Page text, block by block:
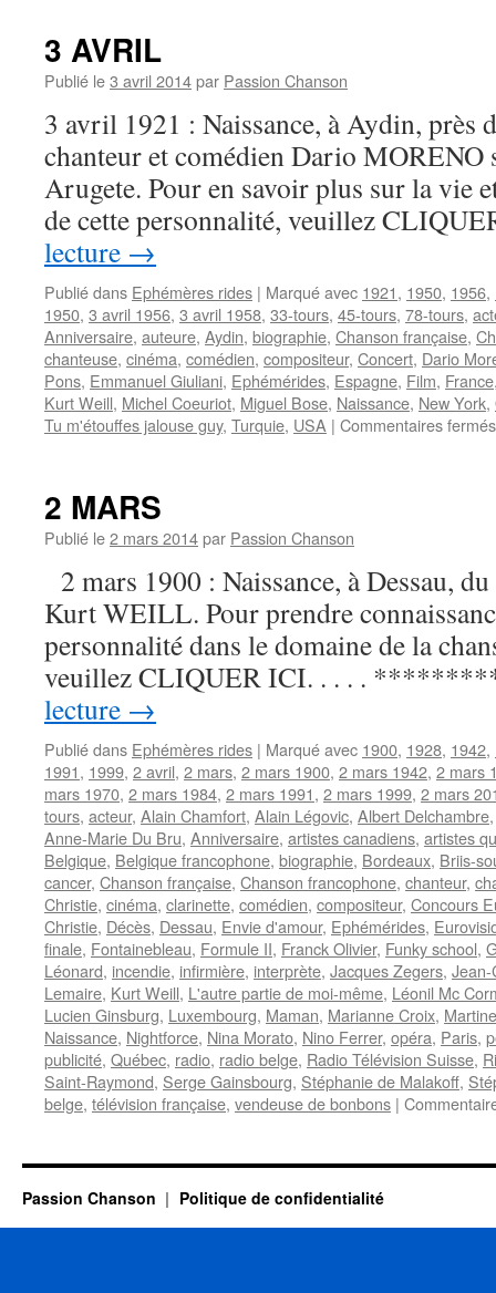
3 AVRIL
Publié le3 avril 2014par Passion Chanson
3 avril 1921 : Naissance, à Aydin, près
chanteur et comédien Dario MORENO
Arugete. Pour en savoir plus sur la vie
de cette personnalité, veuillez
lecture →
Publié dans Ephémères rides | Marqué avec 1921, 1950, 1956,
1950, 3 avril 1956, 3 avril 1958, 33-tours, 45-tours, 78-tours,
Anniversaire, auteure, Aydin, biographie, Chanson française,
chanteuse, cinéma, comédien, compositeur, Concert, Dario
Pons, Emmanuel Giuliani, Ephémérides, Espagne, Film, France
Kurt Weill, Michel Coeuriot, Miguel Bose, Naissance, New York,
Tu m'étouffes jalouse guy, Turquie, USA | Commentaires fermés
2 MARS
Publié le2 mars 2014par Passion Chanson
2 mars 1900 : Naissance, à Dessau,
Kurt WEILL. Pour prendre
personnalité dans le domaine de la
veuillez CLIQUER ICI. . . . .
lecture →
Publié dans Ephémères rides | Marqué avec 1900, 1928, 1942,
1991, 1999, 2 avril, 2 mars, 2 mars 1900, 2 mars 1942, 2 mars
mars 1970, 2 mars 1984, 2 mars 1991, 2 mars 1999, 2 mars
tours, acteur, Alain Chamfort, Alain Légovic, Albert Delchambre
Anne-Marie Du Bru, Anniversaire, artistes canadiens, artistes
Belgique, Belgique francophone, biographie, Bordeaux, Briis-
cancer, Chanson française, Chanson francophone, chanteur,
Christie, cinéma, clarinette, comédien, compositeur, Concours
Christie, Décès, Dessau, Envie d'amour, Ephémérides,
finale, Fontainebleau, Formule II, Franck Olivier, Funky school,
Léonard, incendie, infirmière, interprète, Jacques Zegers, Jean-
Lemaire, Kurt Weill, L'autre partie de moi-même, Léonil Mc
Lucien Ginsburg, Luxembourg, Maman, Marianne Croix,
Naissance, Nightforce, Nina Morato, Nino Ferrer, opéra, Paris,
publicité, Québec, radio, radio belge, Radio Télévision Suisse,
Saint-Raymond, Serge Gainsbourg, Stéphanie de Malakoff,
belge, télévision française, vendeuse de bonbons |
Passion Chanson Politique de confidentialité